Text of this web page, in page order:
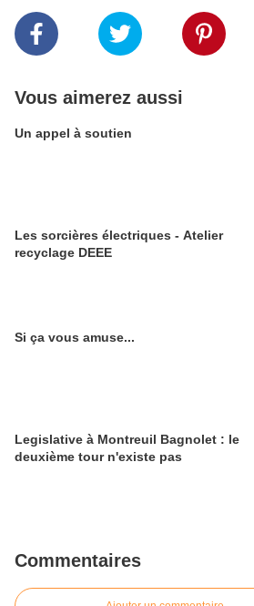
Vous aimerez aussi
Un appel à soutien
Les sorcières électriques - Atelier
recyclage DEEE
Si ça vous amuse...
Legislative à Montreuil Bagnolet : le
deuxième tour n'existe pas
Commentaires